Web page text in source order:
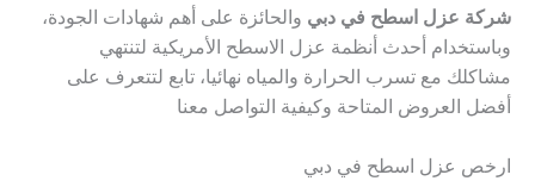
شركة عزل اسطح في دبي والحائزة على أهم شهادات الجودة،
وباستخدام أحدث أنظمة عزل الاسطح الأمريكية لتنتهي
مشاكلك مع تسرب الحرارة والمياه نهائيا، تابع لتتعرف على
أفضل العروض المتاحة وكيفية التواصل معنا
ارخص عزل اسطح في دبي